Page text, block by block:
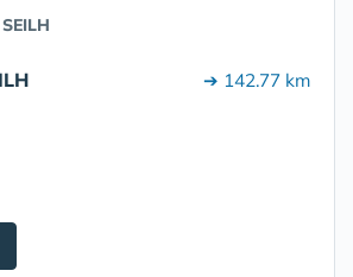
➔ 142.77 km